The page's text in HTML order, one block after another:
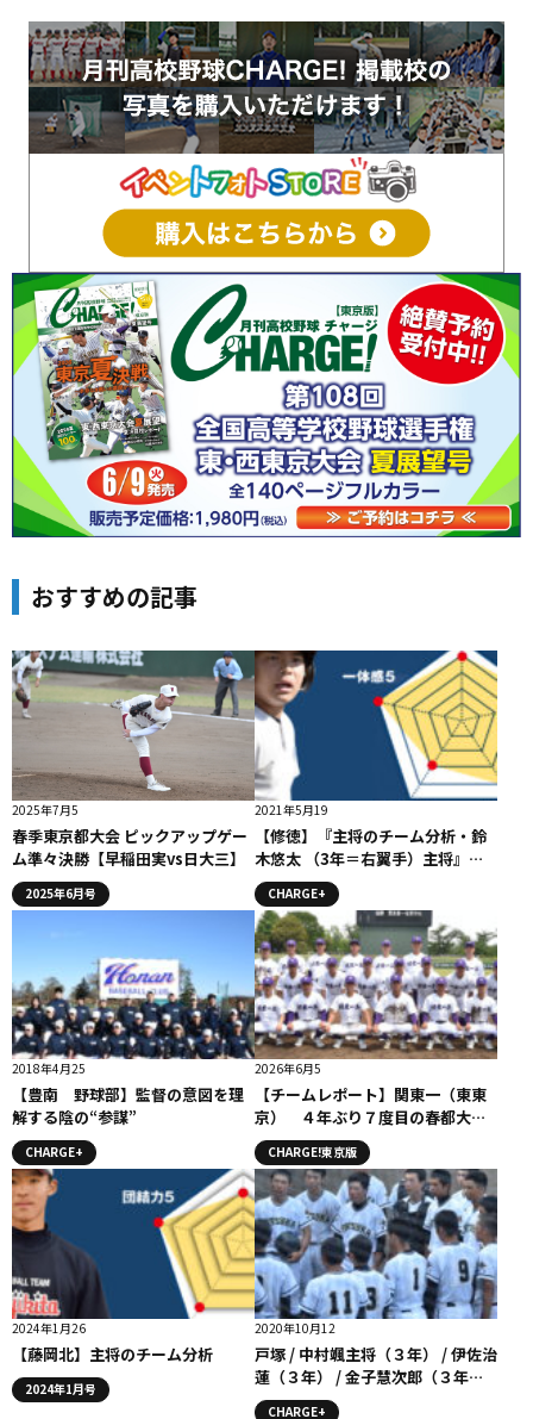
おすすめの記事
2025年7月5
春季東京都大会 ピックアップゲー
ム準々決勝【早稲田実vs日大三】
2025年6月号
2021年5月19
【修徳】『主将のチーム分析・鈴
木悠太 （3年＝右翼手）主将』コ
ラム #修徳
CHARGE+
2018年4月25
【豊南 野球部】監督の意図を理
解する陰の“参謀”
CHARGE+
2026年6月5
【チームレポート】関東一（東東
京） ４年ぶり７度目の春都大会
優勝。
CHARGE!東京版
2024年1月26
【藤岡北】主将のチーム分析
2024年1月号
2020年10月12
戸塚 / 中村颯主将（３年） / 伊佐治
蓮（３年） / 金子慧次郎（３年）
コラム #戸塚高校
CHARGE+